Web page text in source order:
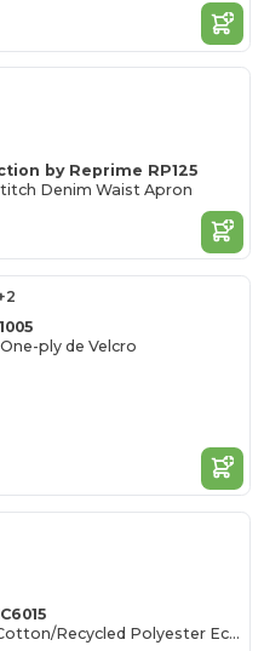
by Reprime RP125
Denim Waist Apron
ply de Velcro
8 oz. Organic Cotton/Recycled Polyester Eco Apron